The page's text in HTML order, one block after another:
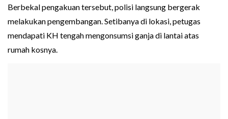
Berbekal pengakuan tersebut, polisi langsung bergerak
melakukan pengembangan. Setibanya di lokasi, petugas
mendapati KH tengah mengonsumsi ganja di lantai atas
rumah kosnya.